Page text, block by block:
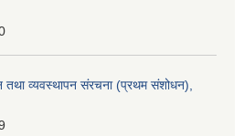
तथा व्यवस्थापन संरचना (प्रथम संशोधन),